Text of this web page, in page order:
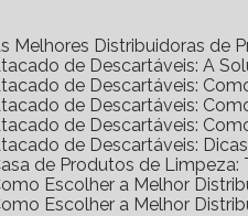
As Melhores Distribuidoras de
Atacado de Descartáveis: A
Atacado de Descartáveis:
Atacado de Descartáveis:
Atacado de Descartáveis:
Atacado de Descartáveis:
Casa de Produtos de
Como Escolher a Melhor
Como Escolher a Melhor